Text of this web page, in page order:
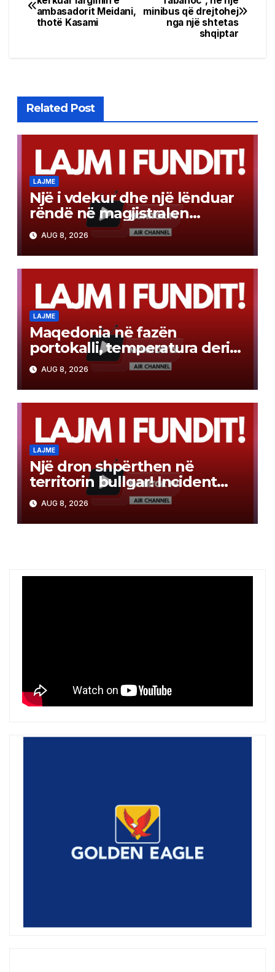
navigation
minibus që drejtohej
nga një shtetas
shqiptar
ambasadorit Meidani,
thotë Kasami
Related Post
LAJME
Një i vdekur dhe një lënduar
rëndë në magjistralen
Gostivar-Kërçovë
AUG 8, 2026
LAJME
Maqedonia në fazën
portokalli, temperatura deri
në 40°C, ISHP me
rekomandime për mbrojtje
shëndetësore
AUG 8, 2026
LAJME
Një dron shpërthen në
territorin bullgar! Incident
pranë gazsjellësit trans-
ballkanik, autoritetet hetojnë
AUG 8, 2026